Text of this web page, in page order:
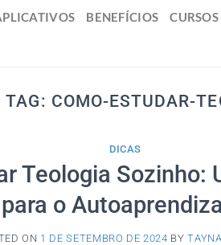
BENEFÍCIOS
TAG: COMO-ESTUDAR-
DICAS
Teologia Sozinho:
para o
ON 1 DE SETEMBRO DE 2024 BY